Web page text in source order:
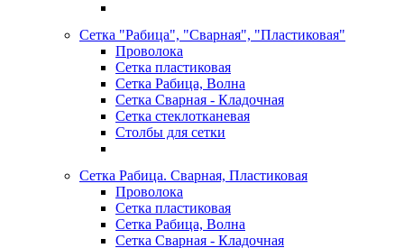
Сетка "Рабица", "Сварная", "Пластиковая"
Проволока
Сетка пластиковая
Сетка Рабица, Волна
Сетка Сварная - Кладочная
Сетка стеклотканевая
Столбы для сетки
Сетка Рабица. Сварная, Пластиковая
Проволока
Сетка пластиковая
Сетка Рабица, Волна
Сетка Сварная - Кладочная